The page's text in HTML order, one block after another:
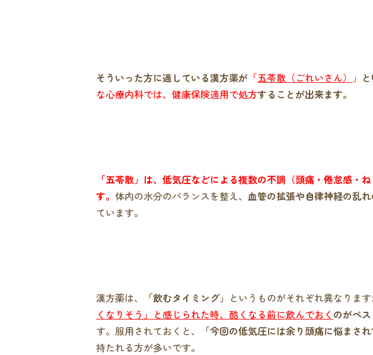
そういった方に適している漢方薬が 「五苓散（ごれいさん） 」
な心療内科では、健康保険適用で処方することが出来ます。
「五苓散」は、低気圧などによる複数の不調（頭痛・倦怠感・
す。 体内の水分のバランスを整え、 血管の拡張や自律神経の乱
ています。
漢方薬は、 「飲むタイミング」 というものがそれぞれ異なります
くなりそう」と感じられた時、酷くなる前に飲んでおく のがベ
す。服用されておくと、
「今回の低気圧には余り頭痛に悩まさ
持たれる方が多いです。